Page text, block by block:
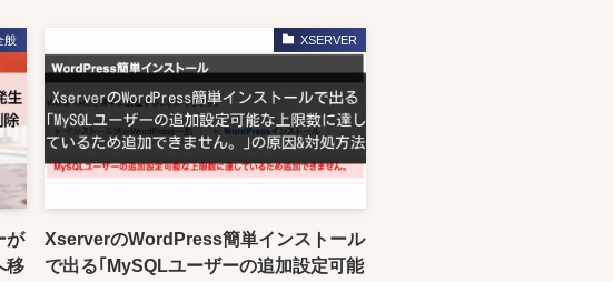
般
が
移
XSERVER
XserverのWordPress簡単インストール
で出る｢MySQLユーザーの追加設定可能